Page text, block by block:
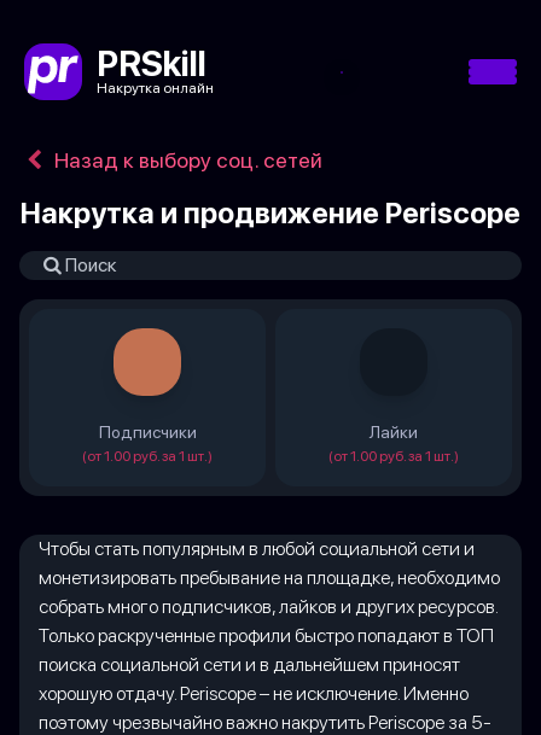
PRSkill
Накрутка онлайн
Назад к выбору соц. сетей
Накрутка и продвижение Periscope
Подписчики
(от 1.00 руб. за 1 шт.)
Лайки
(от 1.00 руб. за 1 шт.)
Чтобы стать популярным в любой социальной сети и
монетизировать пребывание на площадке, необходимо
собрать много подписчиков, лайков и других ресурсов.
Только раскрученные профили быстро попадают в ТОП
поиска социальной сети и в дальнейшем приносят
хорошую отдачу. Periscope – не исключение. Именно
поэтому чрезвычайно важно накрутить Periscope за 5-